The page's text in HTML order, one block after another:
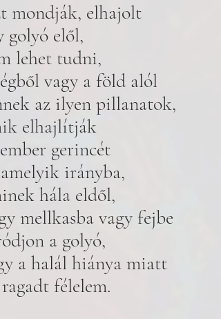
mondják, elhajolt
golyó elől,
lehet tudni,
vagy a föld alól
az ilyen pillanatok,
elhajlítják
gerincét
irányba,
hála eldől,
mellkasba vagy fejbe
a golyó,
a halál hiánya miatt
félelem.